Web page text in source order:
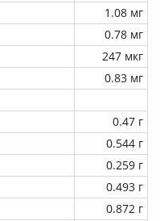
1.08 мг
0.78 мг
247 мкг
0.83 мг
0.47 г
0.544 г
0.259 г
0.493 г
0.872 г